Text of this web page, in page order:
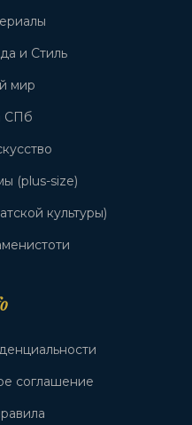
и Стиль
мир
СПб
(plus-size)
культуры)
соглашение